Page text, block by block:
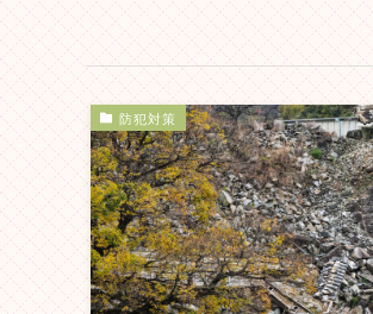
防犯対策